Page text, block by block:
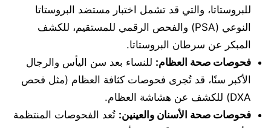
للبروستاتا، والتي قد تشمل اختبار مستضد البروستاتا
النوعي (PSA) والفحص الرقمي للمستقيم، للكشف
المبكر عن سرطان البروستاتا.
فحوصات صحة العظام: للنساء بعد سن اليأس والرجال
الأكبر سنًا، قد تُجرى فحوصات كثافة العظام (مثل فحص
DXA) للكشف عن هشاشة العظام.
فحوصات صحة الأسنان والعينين: تُعد الفحوصات المنتظمة